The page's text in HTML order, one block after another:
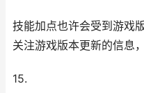
技能加点也许会受到游戏
关注游戏版本更新的信息
15.